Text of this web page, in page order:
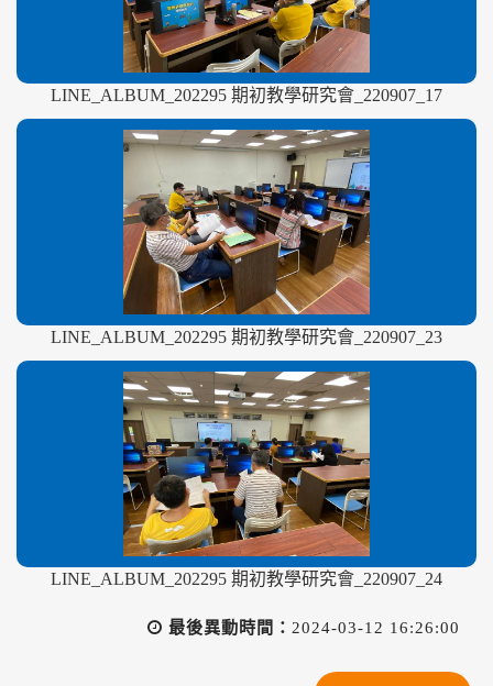
LINE_ALBUM_202295 期初教學研究會_220907_17
LINE_ALBUM_202295 期初教學研究會_220907_23
LINE_ALBUM_202295 期初教學研究會_220907_24
最後異動時間： 2024-03-12 16:26:00